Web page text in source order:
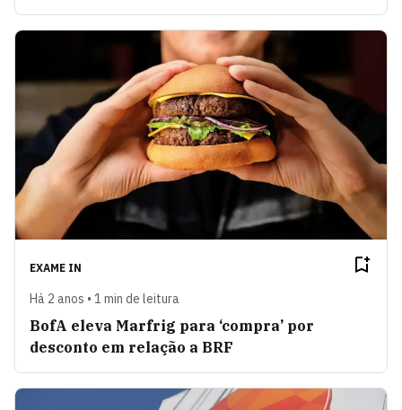
EXAME IN
Há 2 anos • 1 min de leitura
BofA eleva Marfrig para ‘compra’ por
desconto em relação a BRF